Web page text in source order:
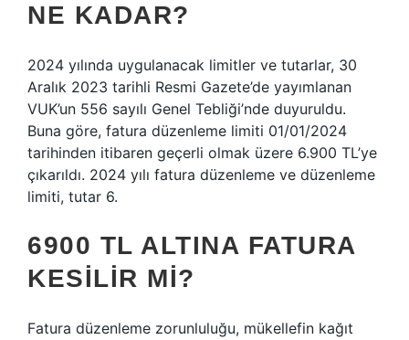
NE KADAR?
2024 yılında uygulanacak limitler ve tutarlar, 30
Aralık 2023 tarihli Resmi Gazete’de yayımlanan
VUK’un 556 sayılı Genel Tebliği’nde duyuruldu.
Buna göre, fatura düzenleme limiti 01/01/2024
tarihinden itibaren geçerli olmak üzere 6.900 TL’ye
çıkarıldı. 2024 yılı fatura düzenleme ve düzenleme
limiti, tutar 6.
6900 TL ALTINA FATURA
KESILIR MI?
Fatura düzenleme zorunluluğu, mükellefin kağıt